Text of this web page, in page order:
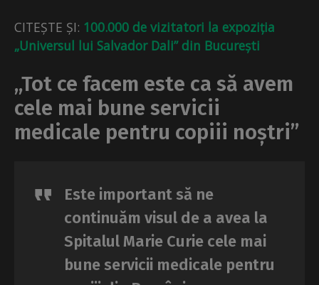
CITEȘTE ȘI: 100.000 de vizitatori la expoziția
„Universul lui Salvador Dali” din București
„Tot ce facem este ca să avem
cele mai bune servicii
medicale pentru copiii noștri”
Este important să ne
continuăm visul de a avea la
Spitalul Marie Curie cele mai
bune servicii medicale pentru